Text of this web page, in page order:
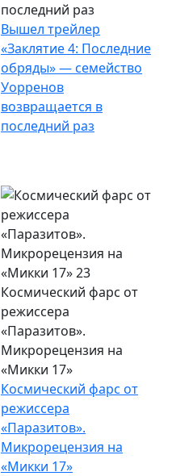
последний раз
Вышел трейлер
«Заклятие 4: Последние
обряды» — семейство
Уорренов
возвращается в
последний раз
Космический фарс от
режиссера
«Паразитов».
Микрорецензия на
«Микки 17»
Космический фарс от
режиссера
«Паразитов».
Микрорецензия на
«Микки 17»